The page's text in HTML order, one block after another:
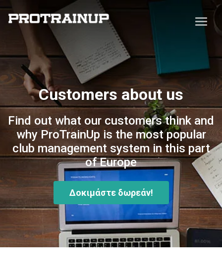
Customers about us
Find out what our customers think and
why ProTrainUp is the most popular
club management system in this part
of Europe
Δοκιμάστε δωρεάν!